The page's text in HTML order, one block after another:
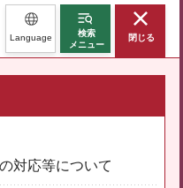
Language
検索
メニュー
閉じる
対応等について